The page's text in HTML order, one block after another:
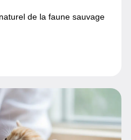
de la faune sauvage